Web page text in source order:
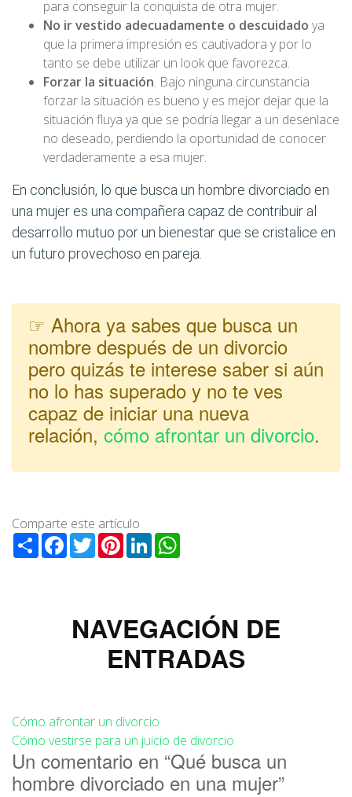
para conseguir la conquista de otra mujer.
No ir vestido adecuadamente o descuidado ya
que la primera impresión es cautivadora y por lo
tanto se debe utilizar un look que favorezca.
Forzar la situación. Bajo ninguna circunstancia
forzar la situación es bueno y es mejor dejar que la
situación fluya ya que se podría llegar a un desenlace
no deseado, perdiendo la oportunidad de conocer
verdaderamente a esa mujer.
En conclusión, lo que busca un hombre divorciado en
una mujer es una compañera capaz de contribuir al
desarrollo mutuo por un bienestar que se cristalice en
un futuro provechoso en pareja.
☞ Ahora ya sabes que busca un
nombre después de un divorcio
pero quizás te interese saber si aún
no lo has superado y no te ves
capaz de iniciar una nueva
relación, cómo afrontar un divorcio.
Comparte este artículo
ShareFacebook
TwitterPinterestLinkedIn
NAVEGACIÓN DE
ENTRADAS
Cómo afrontar un divorcio
Cómo vestirse para un juicio de divorcio
Un comentario en “Qué busca un
hombre divorciado en una mujer”